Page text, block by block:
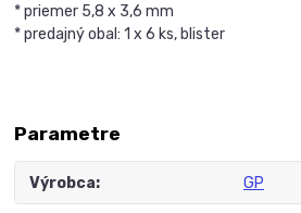
* priemer 5,8 x 3,6 mm
* predajný obal: 1 x 6 ks, blister
Parametre
Výrobca GP